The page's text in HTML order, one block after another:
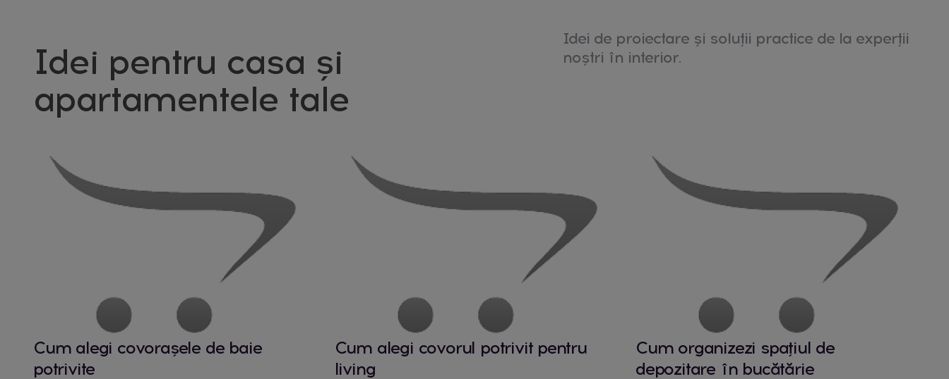
Idei pentru casa și
apartamentele tale
Idei de proiectare și soluții practice de la experții
noștri în interior.
Cum alegi covorașele de baie
potrivite
Cum alegi covorul potrivit pentru
living
Cum organizezi spațiul de
depozitare în bucătărie